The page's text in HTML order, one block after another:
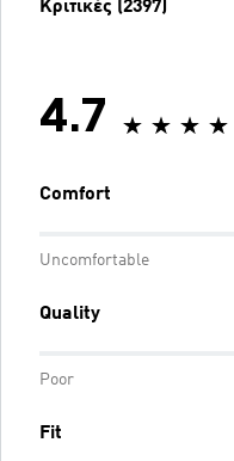
Κριτικές (2397)
4.7
Comfort
Uncomfortable
Quality
Poor
Fit